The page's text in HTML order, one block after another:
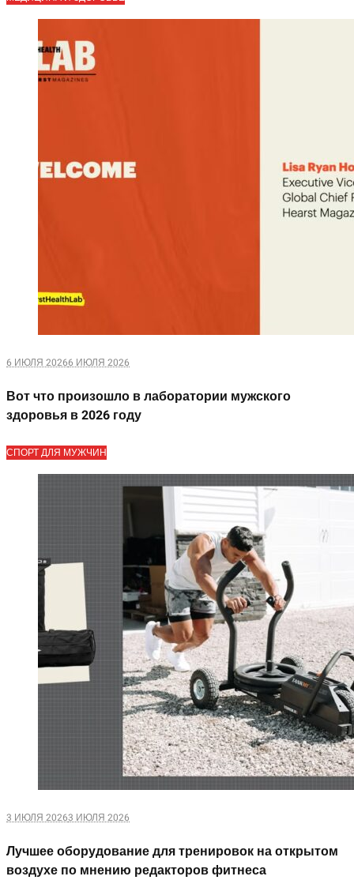
6 ИЮЛЯ 20266 ИЮЛЯ 2026
Вот что произошло в лаборатории мужского
здоровья в 2026 году
СПОРТ ДЛЯ МУЖЧИН
3 ИЮЛЯ 20263 ИЮЛЯ 2026
Лучшее оборудование для тренировок на открытом
воздухе по мнению редакторов фитнеса